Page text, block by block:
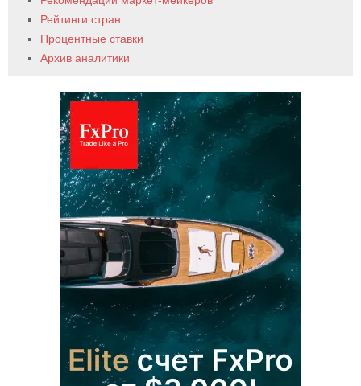
Рейтинги стран
Процентные ставки
Архив аналитики